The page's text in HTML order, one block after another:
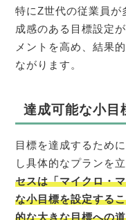
特にZ世代の従業員が
成感のある目標設定
メントを高め、結果
ながります。
達成可能な小目
目標を達成するため
し具体的なプランを
セスは「マイクロ・
な小目標を設定する
的な大きな目標への